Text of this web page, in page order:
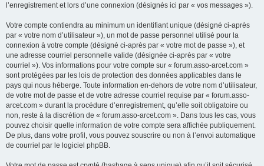
l’enregistrement et lors d’une connexion (désignés ici par « vos messages »).
Votre compte contiendra au minimum un identifiant unique (désigné ci-après
par « votre nom d’utilisateur »), un mot de passe personnel utilisé pour la
connexion à votre compte (désigné ci-après par « votre mot de passe »), et
une adresse courriel personnelle valide (désignée ci-après par « votre
courriel »). Vos informations pour votre compte sur « forum.asso-arcet.com »
sont protégées par les lois de protection des données applicables dans le
pays qui nous héberge. Toute information en-dehors de votre nom d’utilisateur,
de votre mot de passe et de votre adresse courriel requise par « forum.asso-
arcet.com » durant la procédure d’enregistrement, qu’elle soit obligatoire ou
non, reste à la discrétion de « forum.asso-arcet.com ». Dans tous les cas, vous
pouvez choisir quelle information de votre compte sera affichée publiquement.
De plus, dans votre profil, vous pouvez souscrire ou non à l’envoi automatique
de courriel par le logiciel phpBB.